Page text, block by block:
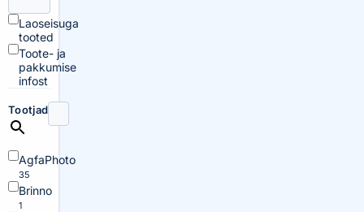
Laoseisuga
tooted
Toote- ja
pakkumise
infost
Tootjad
AgfaPhoto
35
Brinno
1